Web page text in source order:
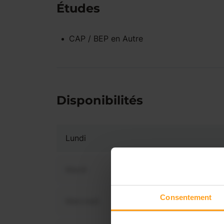
Consentement
Études
CAP / BEP en Autre
Disponibilités
Lundi
Vous